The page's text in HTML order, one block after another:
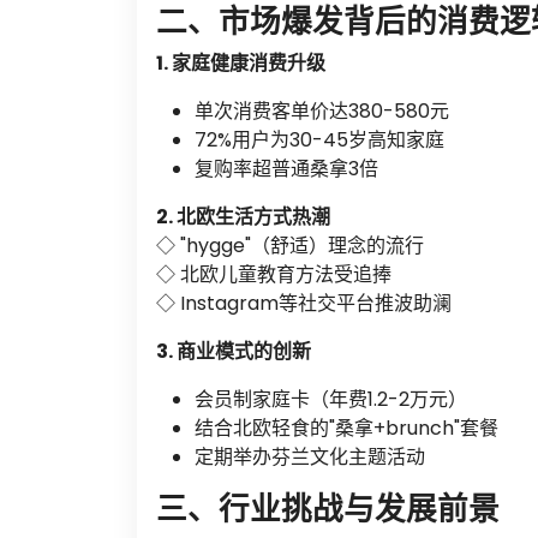
二、市场爆发背后的消费
1. 家庭健康消费升级
单次消费客单价达380-580元
72%用户为30-45岁高知家庭
复购率超普通桑拿3倍
2. 北欧生活方式热潮
◇ "hygge"（舒适）理念的流行
◇ 北欧儿童教育方法受追捧
◇ Instagram等社交平台推波助澜
3. 商业模式的创新
会员制家庭卡（年费1.2-2万元）
结合北欧轻食的"桑拿+brunch"套餐
定期举办芬兰文化主题活动
三、行业挑战与发展前景